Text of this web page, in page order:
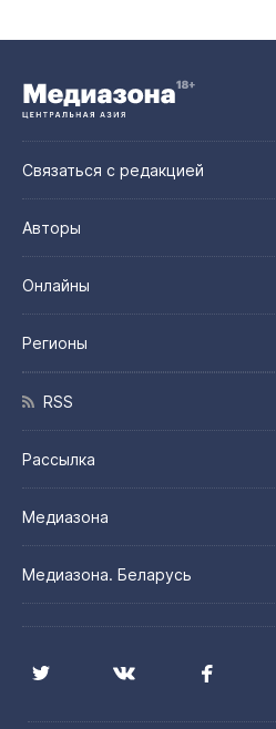
Связаться с редакцией
Авторы
Онлайны
Регионы
RSS
Рассылка
Медиазона
Медиазона. Беларусь